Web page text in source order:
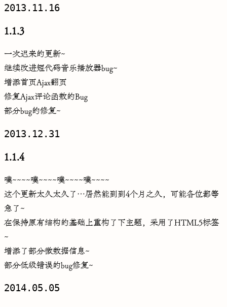
2013.11.16
1.1.3
一次迟来的更新~
继续改进短代码音乐播放器bug~
增添首页Ajax翻页
修复Ajax评论函数的Bug
部分bug的修复~
2013.12.31
1.1.4
噗~~~~噗~~~~噗~~~~噗~~~~
这个更新太久太久了…居然能到到4个月之久，可能各位都等
急了~
在保持原有结构的基础上重构了下主题，采用了HTML5标签
~
增添了部分微数据信息~
部分低级错误的bug修复~
2014.05.05